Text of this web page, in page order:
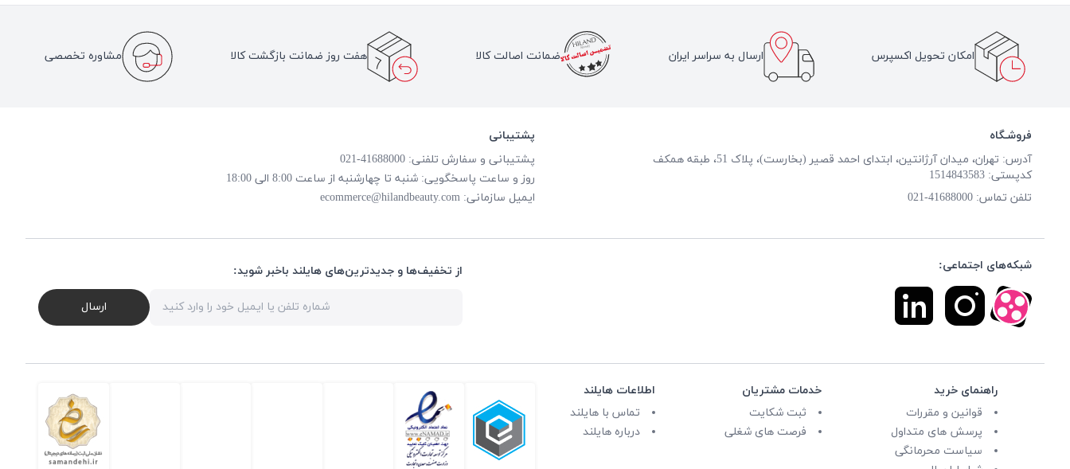
امکان تحویل اکسپرس ارسال به سراسر ایران ضمانت اصالت کالا هفت روز ضمانت بازگشت کالا مشاوره تخصصی
فروشـگاه
آدرس: تهران، میدان آرژانتین، ابتدای احمد قصیر (بخارست)، پلاک 51، طبقه همکف
کدپستی: 1514843583
تلفن تماس: 41688000-021
پشتیبانی
پشتیبانی و سفارش تلفنی: 41688000-021
روز و ساعت پاسخگویی: شنبه تا چهارشنبه از ساعت 8:00 الی 18:00
ایمیل سازمانی: ecommerce@hilandbeauty.com
شبکه‌های اجتماعی: از تخفیف‌ها و جدیدترین‌های هایلند باخبر شوید:
ارسال
راهنمای خرید
قوانین و مقررات
پرسش های متداول
سیاست محرمانگی
خدمات مشتریان
ثبت شکایت
فرصت های شغلی
اطلاعات هایلند
تماس با هایلند
درباره هایلند